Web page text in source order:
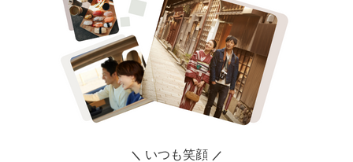
＼ いつも笑顔 ／